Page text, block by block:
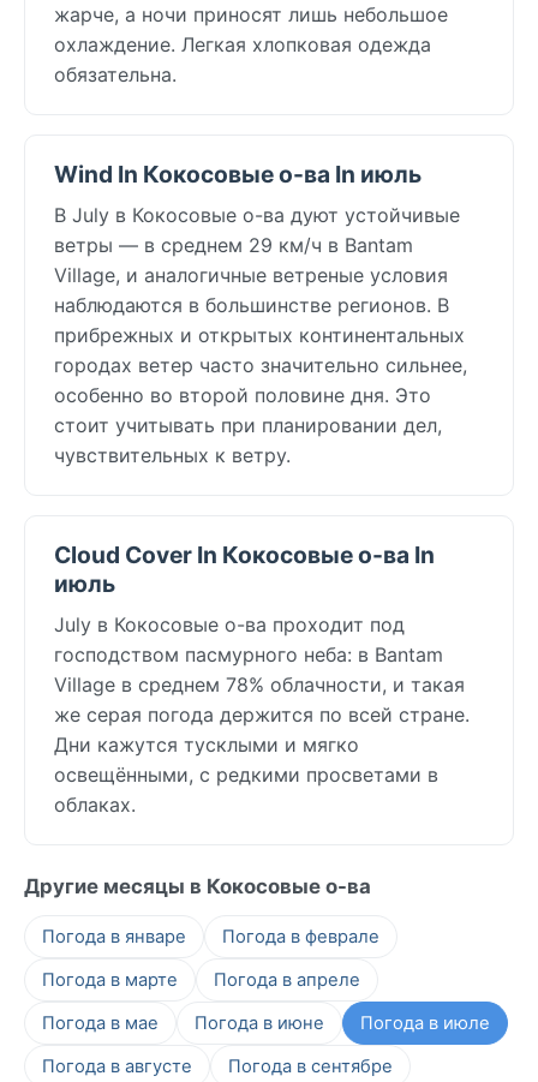
жарче, а ночи приносят лишь небольшое
охлаждение. Легкая хлопковая одежда
обязательна.
Wind In Кокосовые о-ва In июль
В July в Кокосовые о-ва дуют устойчивые
ветры — в среднем 29 км/ч в Bantam
Village, и аналогичные ветреные условия
наблюдаются в большинстве регионов. В
прибрежных и открытых континентальных
городах ветер часто значительно сильнее,
особенно во второй половине дня. Это
стоит учитывать при планировании дел,
чувствительных к ветру.
Cloud Cover In Кокосовые о-ва In
июль
July в Кокосовые о-ва проходит под
господством пасмурного неба: в Bantam
Village в среднем 78% облачности, и такая
же серая погода держится по всей стране.
Дни кажутся тусклыми и мягко
освещёнными, с редкими просветами в
облаках.
Другие месяцы в Кокосовые о-ва
Погода в январе
Погода в феврале
Погода в марте
Погода в апреле
Погода в мае
Погода в июне
Погода в июле
Погода в августе
Погода в сентябре